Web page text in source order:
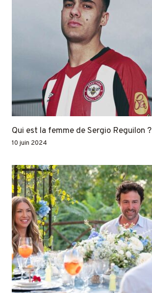
Qui est la femme de Sergio Reguilon ?
10 juin 2024